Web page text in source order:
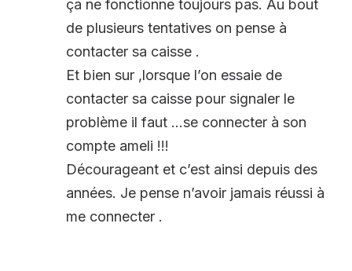
ça ne fonctionne toujours pas. Au bout
de plusieurs tentatives on pense à
contacter sa caisse .
Et bien sur ,lorsque l’on essaie de
contacter sa caisse pour signaler le
problème il faut …se connecter à son
compte ameli !!!
Décourageant et c’est ainsi depuis des
années. Je pense n’avoir jamais réussi à
me connecter .